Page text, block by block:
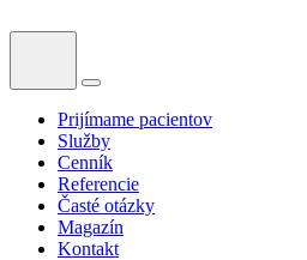
Prijímame pacientov
Služby
Cenník
Referencie
Časté otázky
Magazín
Kontakt